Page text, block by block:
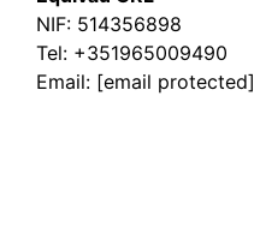
NIF: 514356898
Tel: +351965009490
Email: [email protected]